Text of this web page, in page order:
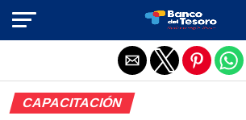
CAPACITACIÓN
Salir de la versión móvil